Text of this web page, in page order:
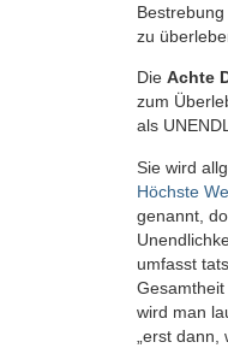
zu
Die Achte
zum
als
Sie wird
Höchste
genannt,
umfasst
wird man
„erst